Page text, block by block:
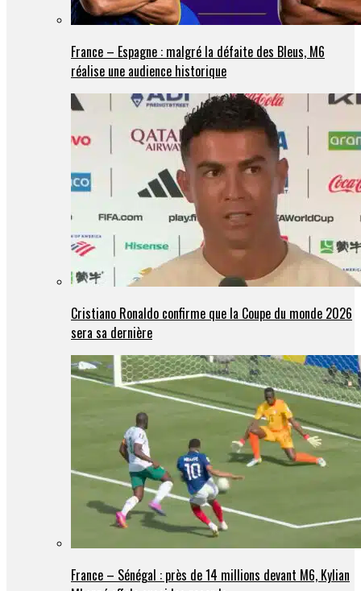
France – Espagne : malgré la défaite des Bleus, M6
réalise une audience historique
Cristiano Ronaldo confirme que la Coupe du monde 2026
sera sa dernière
France – Sénégal : près de 14 millions devant M6, Kylian